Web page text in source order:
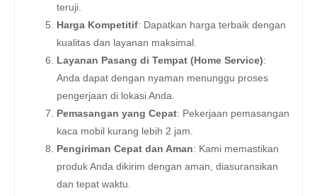
teruji.
Harga Kompetitif: Dapatkan harga terbaik dengan
kualitas dan layanan maksimal.
Layanan Pasang di Tempat (Home Service):
Anda dapat dengan nyaman menunggu proses
pengerjaan di lokasi Anda.
Pemasangan yang Cepat: Pekerjaan pemasangan
kaca mobil kurang lebih 2 jam.
Pengiriman Cepat dan Aman: Kami memastikan
produk Anda dikirim dengan aman, diasuransikan
dan tepat waktu.